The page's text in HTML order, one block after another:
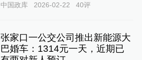
中国政库 2026-02-22 40评
张家口一公交公司推出新能源大
巴婚车：1314元一天，近期已